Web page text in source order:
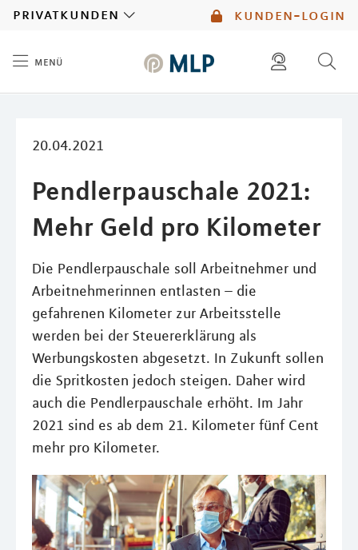
kunden-login
privatkunden
menü
20.04.2021
Pendlerpauschale 2021:
Mehr Geld pro Kilometer
Die Pendlerpauschale soll Arbeitnehmer und
Arbeitnehmerinnen entlasten – die
gefahrenen Kilometer zur Arbeitsstelle
werden bei der Steuererklärung als
Werbungskosten abgesetzt. In Zukunft sollen
die Spritkosten jedoch steigen. Daher wird
auch die Pendlerpauschale erhöht. Im Jahr
2021 sind es ab dem 21. Kilometer fünf Cent
mehr pro Kilometer.